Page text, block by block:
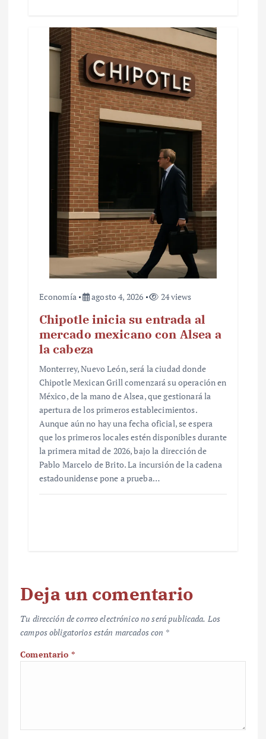
Economía agosto 4, 2026 24 views
Chipotle inicia su entrada al
mercado mexicano con Alsea a
la cabeza
Monterrey, Nuevo León, será la ciudad donde
Chipotle Mexican Grill comenzará su operación en
México, de la mano de Alsea, que gestionará la
apertura de los primeros establecimientos.
Aunque aún no hay una fecha oficial, se espera
que los primeros locales estén disponibles durante
la primera mitad de 2026, bajo la dirección de
Pablo Marcelo de Brito. La incursión de la cadena
estadounidense pone a prueba…
Deja un comentario
Tu dirección de correo electrónico no será publicada. Los
campos obligatorios están marcados con *
Comentario *